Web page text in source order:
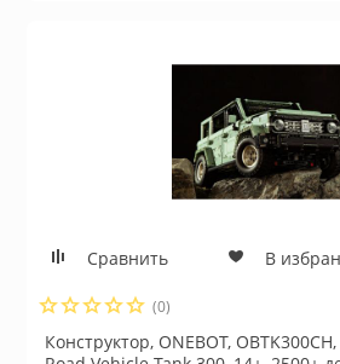
Сравнить В
(0)
Конструктор, ONEBOT,